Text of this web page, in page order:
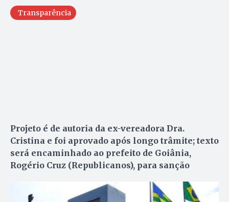
Transparência
Projeto é de autoria da ex-vereadora Dra.
Cristina e foi aprovado após longo trâmite; texto
será encaminhado ao prefeito de Goiânia,
Rogério Cruz (Republicanos), para sanção